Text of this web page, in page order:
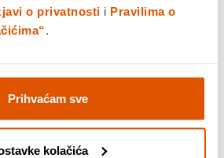
o privatnosti i Pravilima o
.
Prihvaćam sve
kolačića